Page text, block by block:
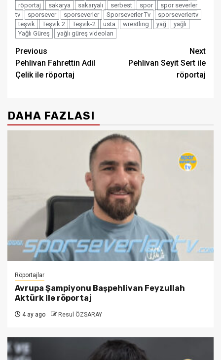
röportaj
sakarya sakaryalı serbest spor
spor severler
tv
sporsever sporseverler Sporseverler Tv
sporseverlertv
teşvik
Teşvik 2 Teşvik-2 usta wrestling yağ
yağlı
Yağlı Güreş
yağlı güreş videoları
Post
navigation
Previous
Pehlivan Fahrettin Adil
Çelik ile röportaj
Next
Pehlivan Seyit Sert ile
röportaj
DAHA FAZLASI
Röportajlar
Avrupa Şampiyonu Başpehlivan Feyzullah
Aktürk ile röportaj
4 ay ago Resul ÖZSARAY